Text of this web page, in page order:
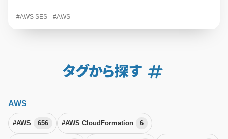
#AWS SES #AWS
タグから探す
AWS
#AWS 656 #AWS CloudFormation 6